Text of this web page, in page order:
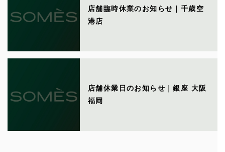
店舗臨時休業のお知らせ｜千歳空
港店
店舗休業日のお知らせ｜銀座 大阪
福岡